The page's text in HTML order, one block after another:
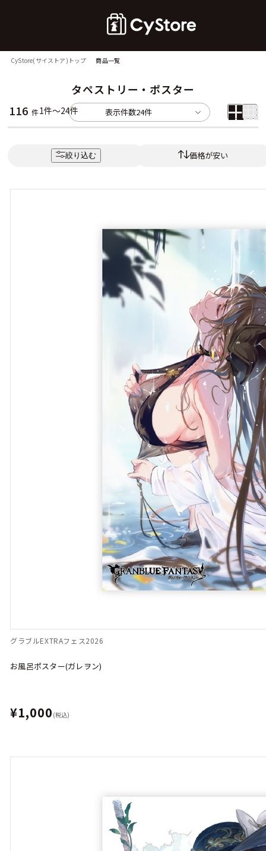
CyStore(サイストア)トップ 商品一覧
タペストリー・ポスター
116 件1件～24件 表示件数24件
絞り込む 価格が安い
グラブルEXTRAフェス2026
お風呂ポスター(ガレヲン)
¥1,000 (税込)